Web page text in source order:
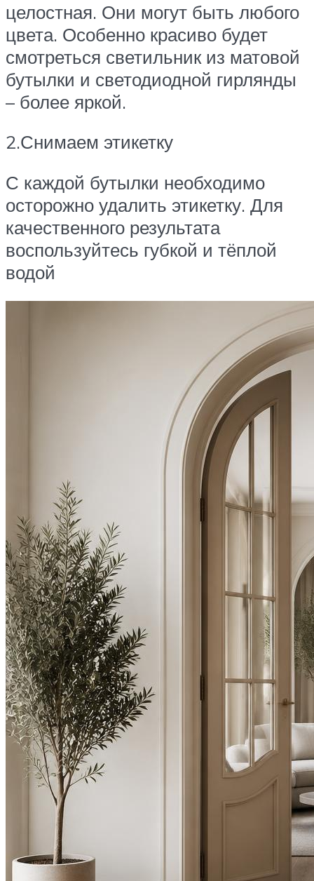
целостная. Они могут быть любого
цвета. Особенно красиво будет
смотреться светильник из матовой
бутылки и светодиодной гирлянды
– более яркой.
2.Снимаем этикетку
С каждой бутылки необходимо
осторожно удалить этикетку. Для
качественного результата
воспользуйтесь губкой и тёплой
водой